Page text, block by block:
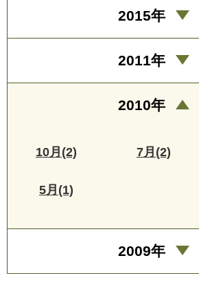
2015年
2011年
2010年
10月(2) 7月(2)
5月(1)
2009年